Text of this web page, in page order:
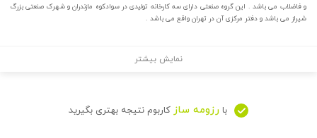
و فاضلاب می باشد . این گروه صنعتی دارای سه کارخانه تولیدی در سوادکوه مازندران و شهرک صنعتی بزرگ
شیراز می باشد و دفتر مرکزی آن در تهران واقع می باشد .
نمایش بیشتر
با رزومه ساز کاربوم نتیجه بهتری بگیرید